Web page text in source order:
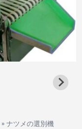
» ナツメの選別機